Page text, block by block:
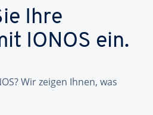
Ihre
IONOS ein.
Wir zeigen Ihnen, was